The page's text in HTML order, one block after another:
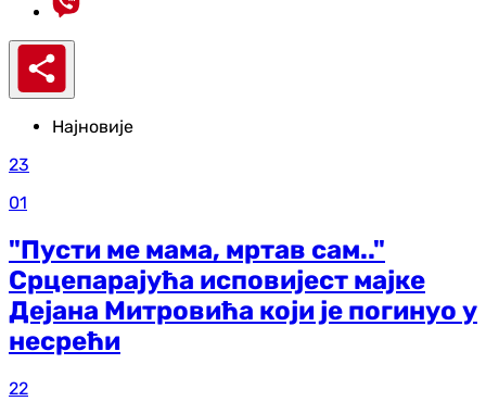
Најновије
23
01
"Пусти ме мама, мртав сам.."
Срцепарајућа исповијест мајке
Дејана Митровића који је погинуо у
несрећи
22